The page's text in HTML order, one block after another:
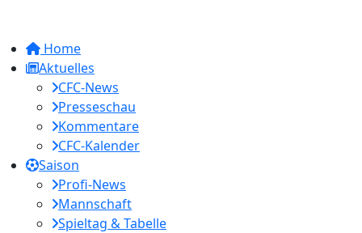
Home
Aktuelles
CFC-News
Presseschau
Kommentare
CFC-Kalender
Saison
Profi-News
Mannschaft
Spieltag & Tabelle